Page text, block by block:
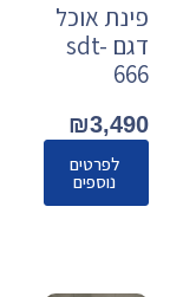
פינת אוכל
דגם sdt-
666
₪3,490
לפרטים
נוספים